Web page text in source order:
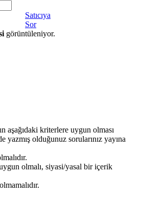
Satıcıya
Sor
görüntüleniyor.
aşağıdaki kriterlere uygun olması
yazmış olduğunuz sorularınız yayına
olmalı, siyasi/yasal bir içerik